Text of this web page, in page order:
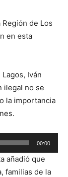
de Los
en esta
Iván
ilegal no se
la importancia
00:00
añadió que
familias de la